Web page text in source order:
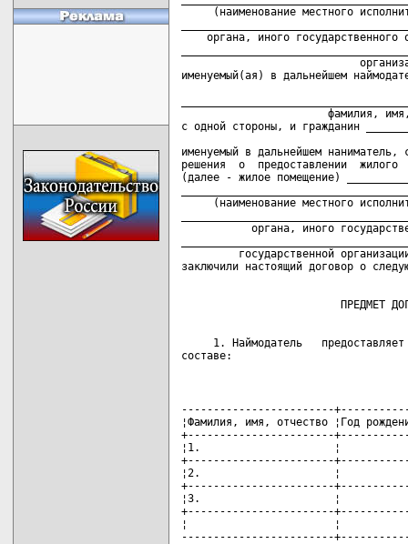
(наименование местного
органа, иного государственного
именуемый(ая) в дальнейшем
фамилия,
с одной стороны, и гражданин
именуемый в дальнейшем
решения  о  предоставлении
(далее - жилое помещение)
(наименование местного
органа, иного
государственной
1. Наймодатель
составе:
------------------------
¦Фамилия, имя, отчество ¦Год
+-----------------------
¦1.                     ¦
+-----------------------
¦2.                     ¦
+-----------------------
¦3.                     ¦
+-----------------------
¦                       ¦
------------------------